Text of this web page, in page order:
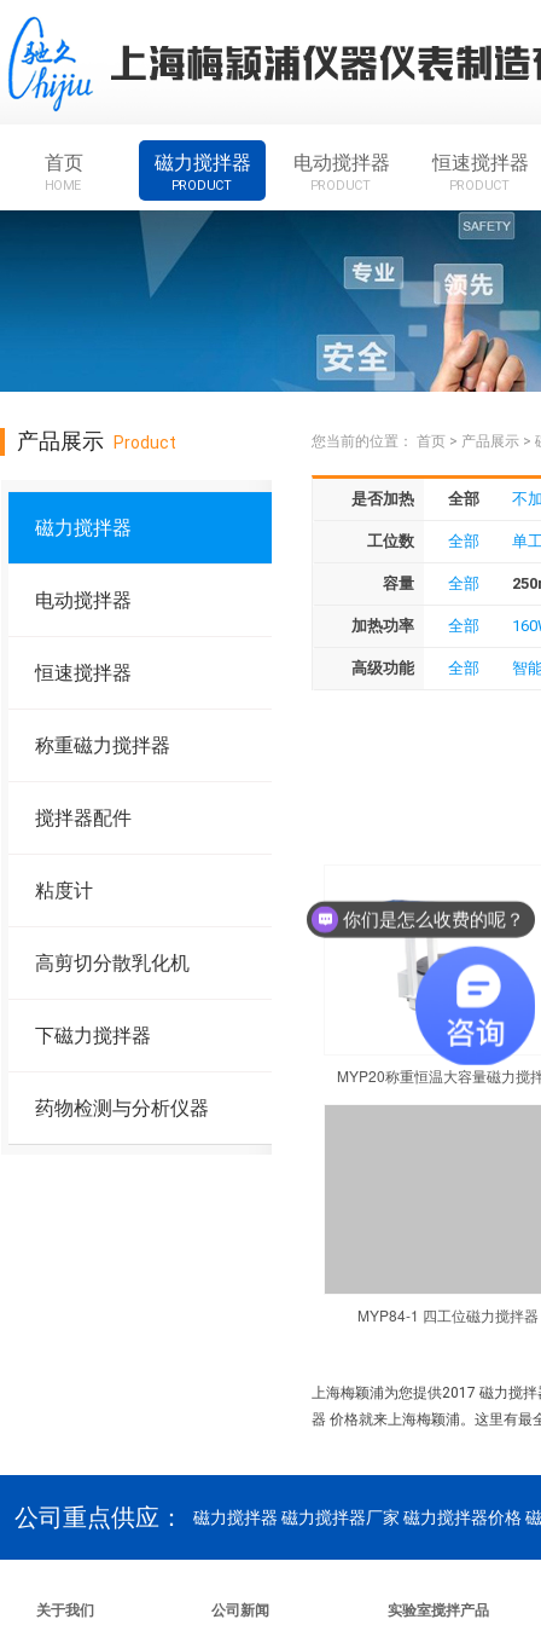
首页
HOME
磁力搅拌器
PRODUCT
电动搅拌器
PRODUCT
恒速搅拌器
PRODUCT
产品展示 Product
磁力搅拌器
电动搅拌器
恒速搅拌器
称重磁力搅拌器
搅拌器配件
粘度计
高剪切分散乳化机
下磁力搅拌器
药物检测与分析仪器
您当前的位置： 首页 > 产品展示 >
是否加热 全部 不
工位数 全部 单
容量 全部
加热功率 全部
高级功能 全部 智
MYP20称重恒温大容量磁力搅
MYP84-1 四工位磁力搅拌器
上海梅颖浦为您提供2017 磁力搅
器 价格就来上海梅颖浦。这里有最
公司重点供应： 磁力搅拌器 磁力搅拌器厂家 磁力搅拌器价格
关于我们 公司新闻 实验室搅拌产品
你们是怎么收费的呢？